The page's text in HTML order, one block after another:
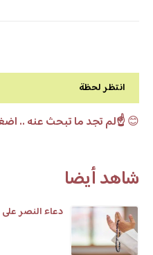
انتظر لحظة
😊☝️لم تجد ما تبحث عنه ..
شاهد أيضا
دعاء النصر